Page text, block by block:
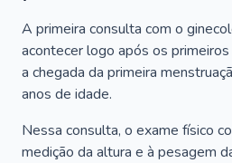
A primeira consulta com o
acontecer logo após os
a chegada da primeira
anos de idade.
Nessa consulta, o exame físico
medição da altura e à pesagem